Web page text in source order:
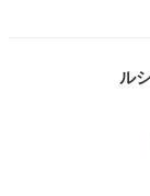
ル